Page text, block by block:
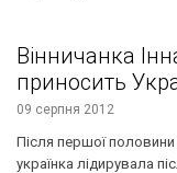
Вінничанка
приносить
09 серпня 2012
Після першої половини
українка лідирувала